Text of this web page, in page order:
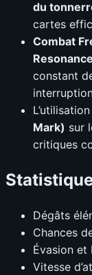
du
cartes
Combat
constant
Mark) sur
critiques
Dégâts
Chances
Évasion et
Vitesse